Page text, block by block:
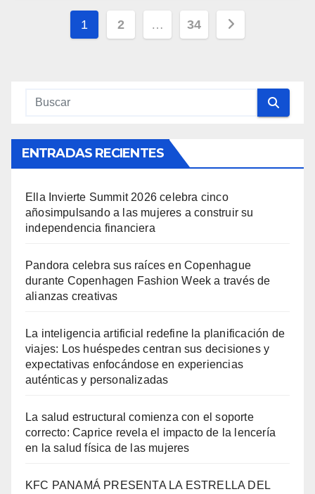
Navegación
1 2 … 34
ENTRADAS RECIENTES
Ella Invierte Summit 2026 celebra cinco
añosimpulsando a las mujeres a construir su
independencia financiera
Pandora celebra sus raíces en Copenhague
durante Copenhagen Fashion Week a través de
alianzas creativas
La inteligencia artificial redefine la planificación de
viajes: Los huéspedes centran sus decisiones y
expectativas enfocándose en experiencias
auténticas y personalizadas
La salud estructural comienza con el soporte
correcto: Caprice revela el impacto de la lencería
en la salud física de las mujeres
KFC PANAMÁ PRESENTA LA ESTRELLA DEL